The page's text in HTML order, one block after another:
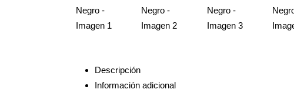
Descripción
Información adicional